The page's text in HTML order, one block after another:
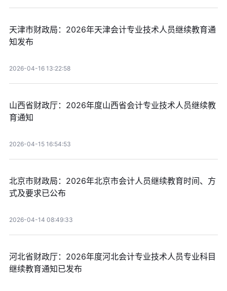
天津市财政局：2026年天津会计专业技术人员继续教育通
知发布
2026-04-16 13:22:58
山西省财政厅：2026年度山西省会计专业技术人员继续教
育通知
2026-04-15 16:54:53
北京市财政局：2026年北京市会计人员继续教育时间、方
式及要求已公布
2026-04-14 08:49:33
河北省财政厅：2026年度河北会计专业技术人员专业科目
继续教育通知已发布